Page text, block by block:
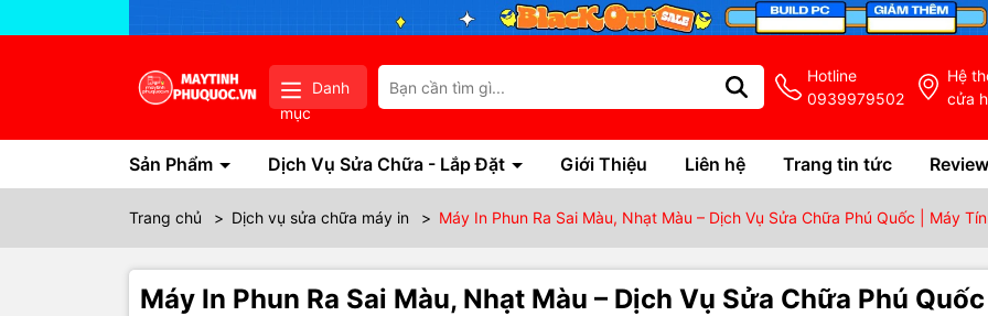
Danh
mục
Hotline
0939979502
Hệ
cửa
Sản Phẩm Dịch Vụ Sửa Chữa - Lắp Đặt Giới Thiệu Liên hệ Trang tin tức Review
Trang chủ > Dịch vụ sửa chữa máy in > Máy In Phun Ra Sai Màu, Nhạt Màu – Dịch Vụ Sửa Chữa Phú Quốc | Máy
Máy In Phun Ra Sai Màu, Nhạt Màu – Dịch Vụ Sửa Chữa Phú